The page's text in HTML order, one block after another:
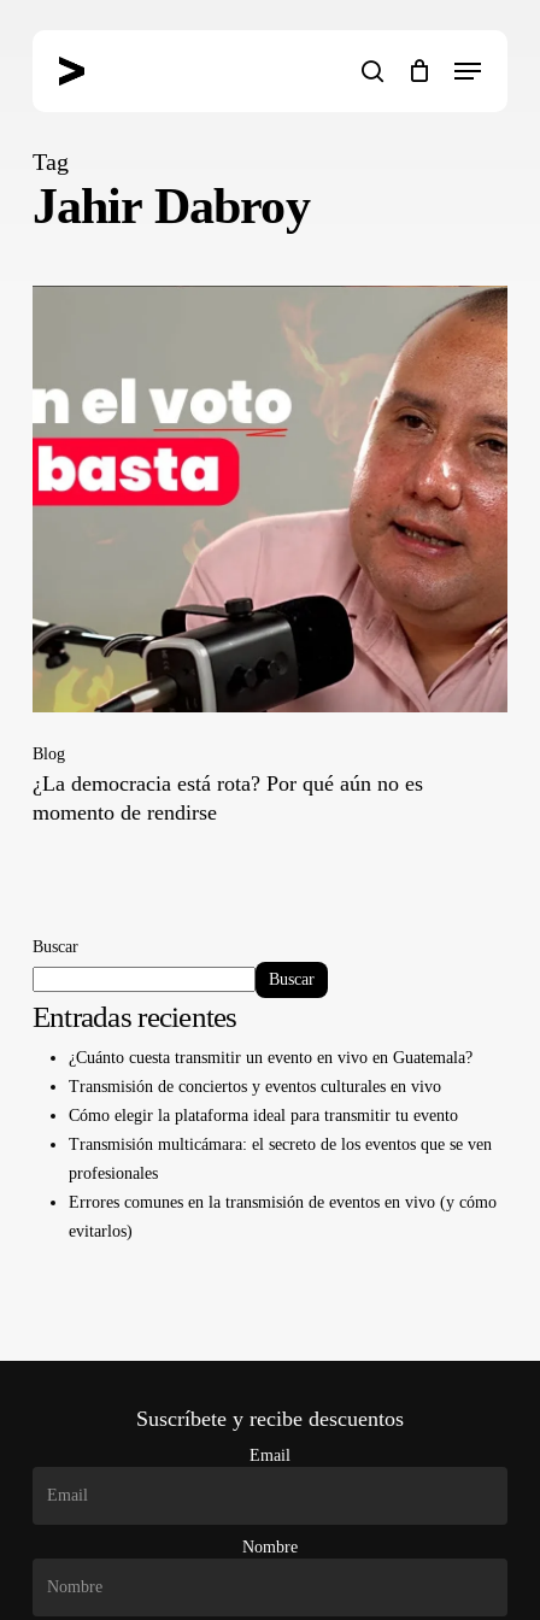
search
Menu
Tag
Jahir Dabroy
Blog
¿La democracia está rota? Por qué aún no es
momento de rendirse
Buscar
Buscar
Entradas recientes
¿Cuánto cuesta transmitir un evento en vivo en Guatemala?
Transmisión de conciertos y eventos culturales en vivo
Cómo elegir la plataforma ideal para transmitir tu evento
Transmisión multicámara: el secreto de los eventos que se ven
profesionales
Errores comunes en la transmisión de eventos en vivo (y cómo
evitarlos)
Suscríbete y recibe descuentos
Email
Nombre